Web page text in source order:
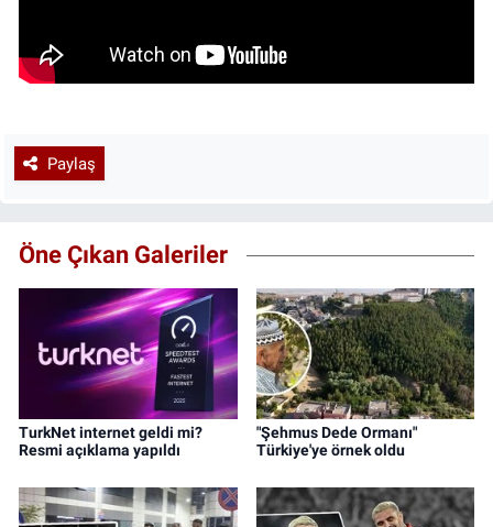
Paylaş
Öne Çıkan Galeriler
TurkNet internet geldi mi?
Resmi açıklama yapıldı
"Şehmus Dede Ormanı"
Türkiye'ye örnek oldu